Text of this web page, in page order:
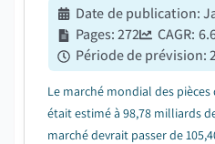
Date de publication:
Pages:272 CAGR:
Période de prévision:
Le marché mondial des
était estimé à 98,78 milliards
marché devrait passer de